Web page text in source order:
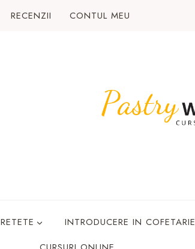
RECENZII CONTUL MEU
RETETE INTRODUCERE IN COFETARIE